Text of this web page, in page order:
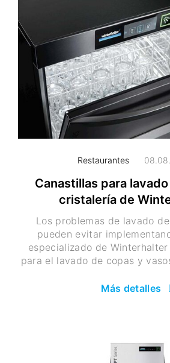
Restaurantes
Canastillas para
cristalería de
Los problemas de lavado
pueden evitar
especializado de
para el lavado de copas y
Más detalles